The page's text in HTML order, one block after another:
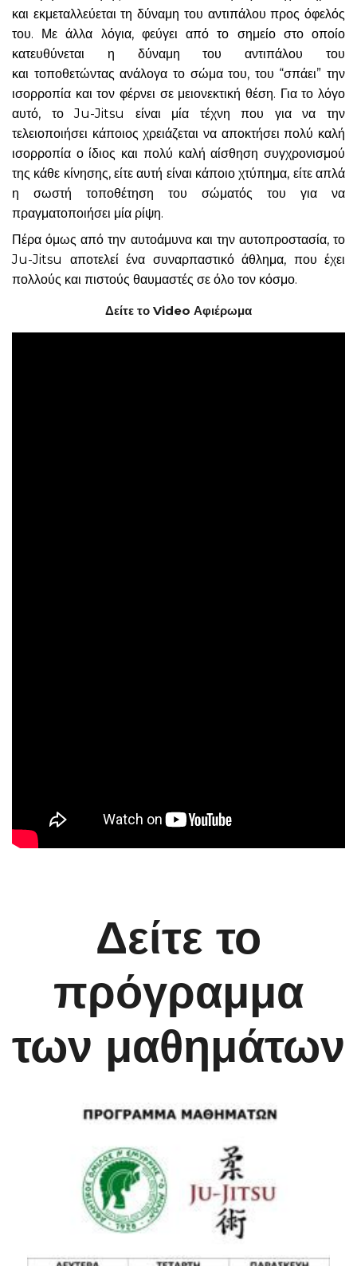
και εκμεταλλεύεται τη δύναμη του αντιπάλου προς όφελός
του. Με άλλα λόγια, φεύγει από το σημείο στο οποίο
κατευθύνεται η δύναμη του αντιπάλου του
και τοποθετώντας ανάλογα το σώμα του, του “σπάει” την
ισορροπία και τον φέρνει σε μειονεκτική θέση. Για το λόγο
αυτό, το Ju-Jitsu είναι μία τέχνη που για να την
τελειοποιήσει κάποιος χρειάζεται να αποκτήσει πολύ καλή
ισορροπία ο ίδιος και πολύ καλή αίσθηση συγχρονισμού
της κάθε κίνησης, είτε αυτή είναι κάποιο χτύπημα, είτε απλά
η σωστή τοποθέτηση του σώματός του για να
πραγματοποιήσει μία ρίψη.
Πέρα όμως από την αυτοάμυνα και την αυτοπροστασία, το
Ju-Jitsu αποτελεί ένα συναρπαστικό άθλημα, που έχει
πολλούς και πιστούς θαυμαστές σε όλο τον κόσμο.
Δείτε το Video Αφιέρωμα
Δείτε το
πρόγραμμα
των μαθημάτων